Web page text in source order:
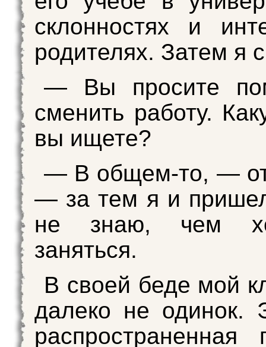
склонностях и
родителях. Затем я
— Вы просите
сменить работу.
вы ищете?
— В общем-то, —
— за тем я и
не знаю, чем
заняться.
В своей беде мой
далеко не одинок.
распространенная